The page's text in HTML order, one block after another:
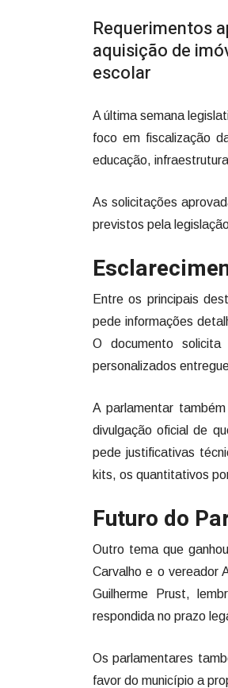
Requerimentos
aquisição de
escolar
A última semana
foco em fiscalização
educação,
As solicitações
previstos pela
Entre os principais
pede informações
O documento
personalizados
A parlamentar
divulgação oficial de
pede justificativas
kits, os quantitativos
Futuro do
Outro tema que
Carvalho e o vereador
Guilherme Prust,
respondida no prazo
Os parlamentares
favor do município a